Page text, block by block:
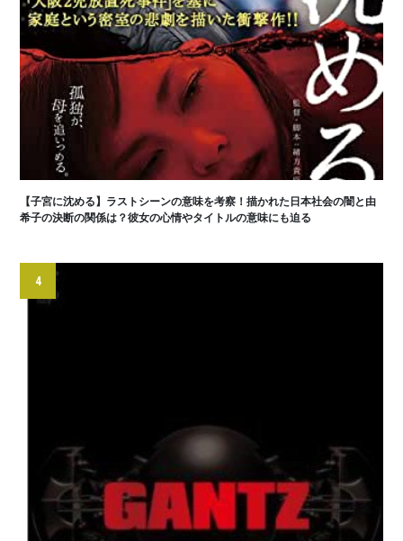
【子宮に沈める】ラストシーンの意味を考察！描かれた日本社会の闇と由
希子の決断の関係は？彼女の心情やタイトルの意味にも迫る
4